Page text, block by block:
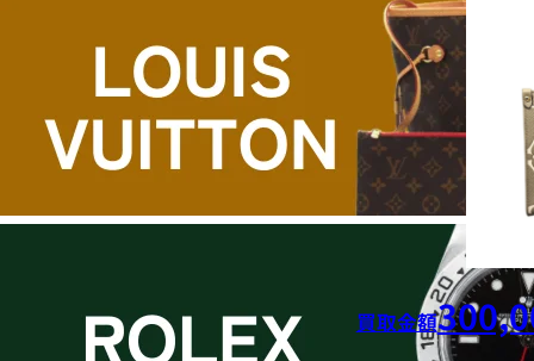
買取金額